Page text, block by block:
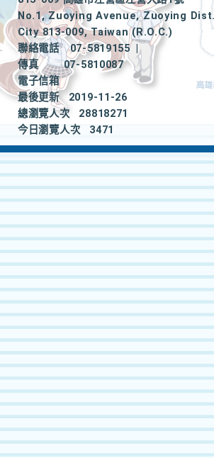
No.1, Zuoying Avenue, Zuoying
City 813-009, Taiwan (R.O.C.)
聯絡電話
07-5819155
|
傳真
07-5810087
電子信箱
最後更新
2019-11-26
總瀏覽人次
28818271
今日瀏覽人次
3471